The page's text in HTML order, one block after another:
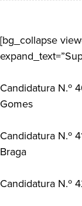
[bg_collapse
Candidatura
Gomes
Candidatura
Braga
Candidatura